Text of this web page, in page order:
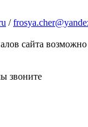
/
сайта
звоните